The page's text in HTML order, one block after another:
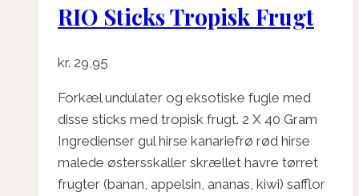
RIO Sticks Tropisk Frugt
kr. 29,95
Forkæl undulater og eksotiske fugle med
disse sticks med tropisk frugt. 2 X 40 Gram
Ingredienser gul hirse kanariefrø rød hirse
malede østersskaller skrællet havre tørret
frugter (banan, appelsin, ananas, kiwi) safflor